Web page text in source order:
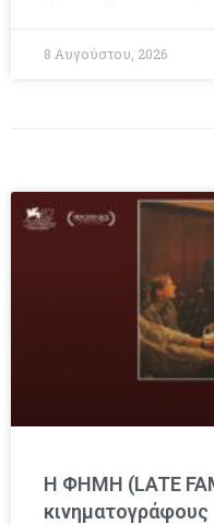
8 Αυγούστου, 2026
Η ΦΗΜΗ (LATE
κινηματογράφους